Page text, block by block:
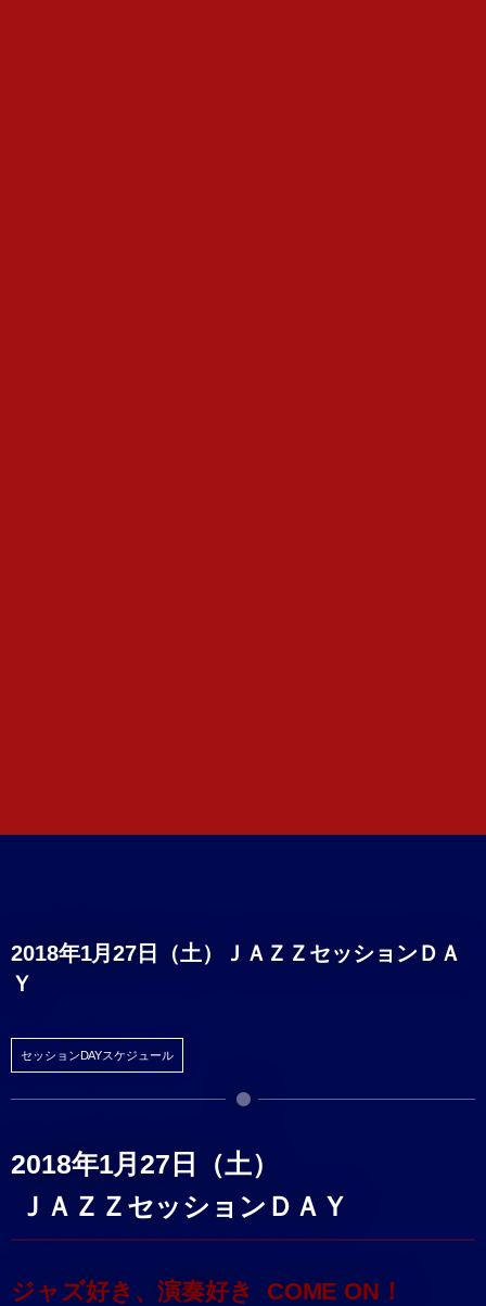
2018年1月27日（土）ＪＡＺＺセッションＤＡ
Ｙ
セッションDAYスケジュール
2018年1月27日（土）
ＪＡＺＺセッションＤＡＹ
ジャズ好き、演奏好き COME ON！